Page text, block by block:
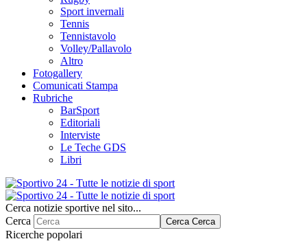
Sport invernali
Tennis
Tennistavolo
Volley/Pallavolo
Altro
Fotogallery
Comunicati Stampa
Rubriche
BarSport
Editoriali
Interviste
Le Teche GDS
Libri
Cerca notizie sportive nel sito...
Cerca
Cerca Cerca
Ricerche popolari